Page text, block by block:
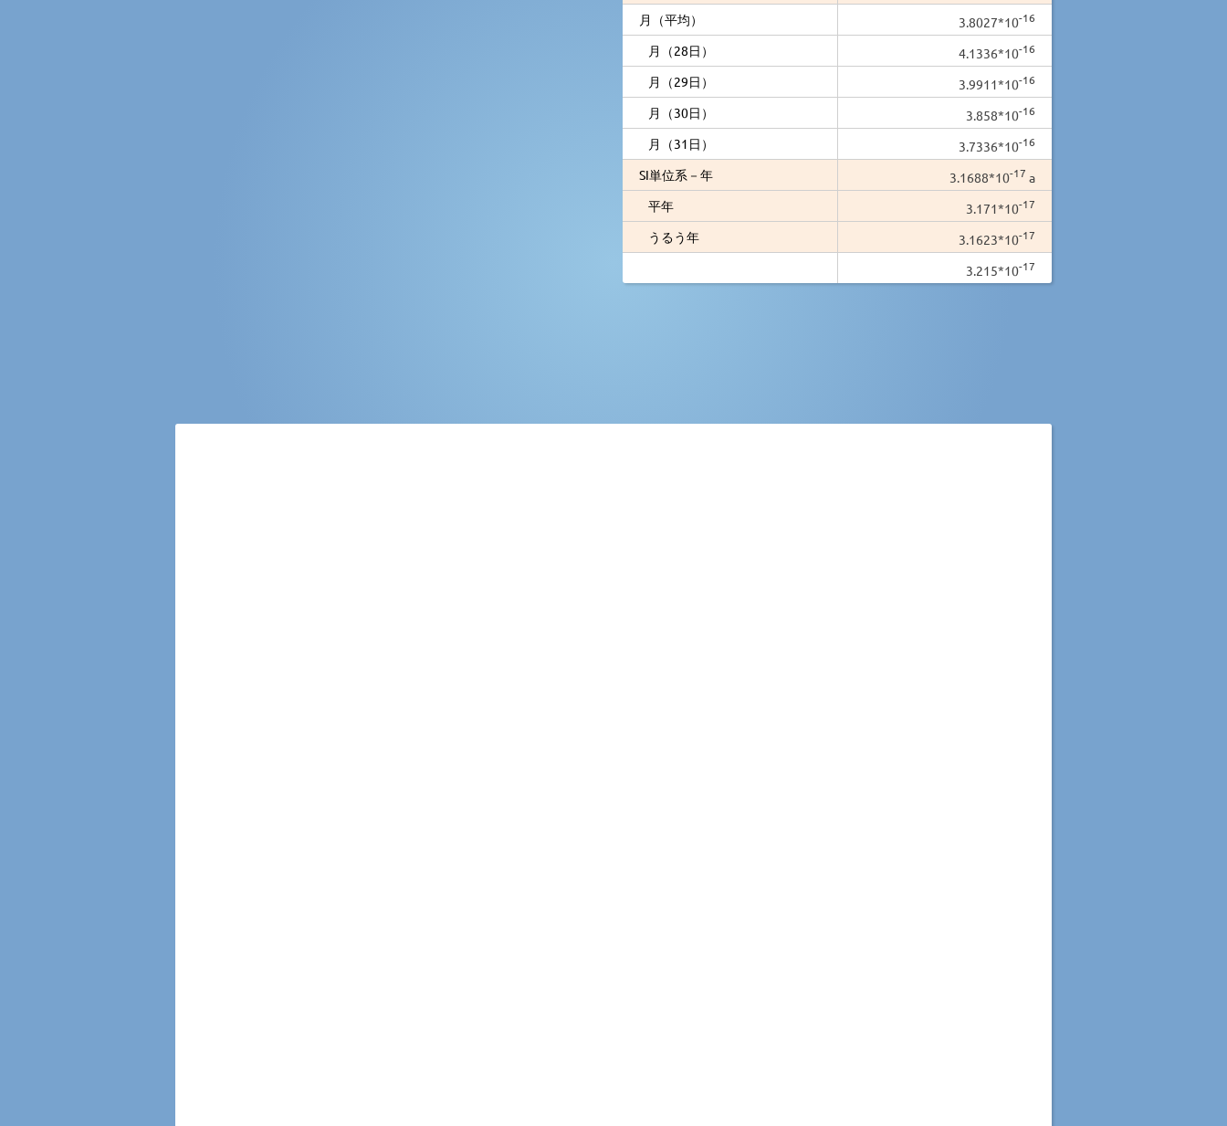
月（平均） 3.8027*10-16
月（28日） 4.1336*10-16
月（29日） 3.9911*10-16
月（30日） 3.858*10-16
月（31日） 3.7336*10-16
SI単位系－年 3.1688*10-17 a
平年
3.171*10-17
うるう年 3.1623*10-17
3.215*10-17